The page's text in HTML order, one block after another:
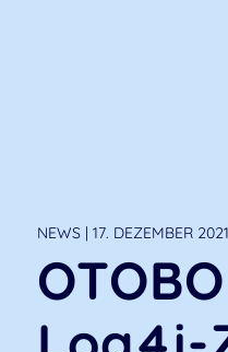
NEWS | 17. DEZEMBER 2021